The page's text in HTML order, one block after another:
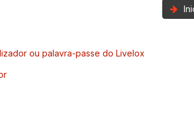
ou palavra-passe do Livelox